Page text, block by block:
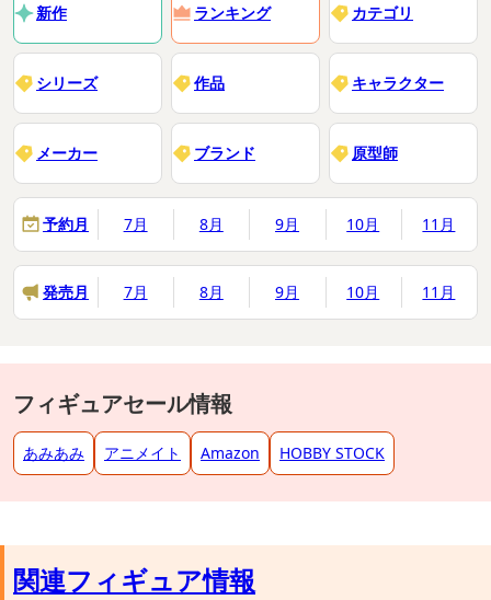
新作 ランキング カテゴリ
シリーズ 作品 キャラクター
メーカー ブランド 原型師
予約月 7月 8月 9月 10月 11月
発売月 7月 8月 9月 10月 11月
フィギュアセール情報
あみあみ アニメイト Amazon HOBBY STOCK
関連フィギュア情報